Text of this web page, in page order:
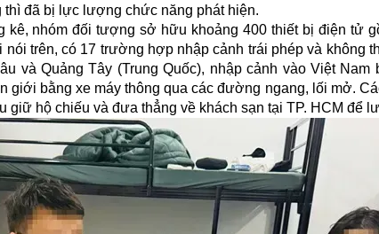
thì đã bị lực lượng chức năng phát hiện.
kê, nhóm đối tượng sở hữu khoảng 400 thiết bị điện tử
nói trên, có 17 trường hợp nhập cảnh trái phép và không
và Quảng Tây (Trung Quốc), nhập cảnh vào Việt
giới bằng xe máy thông qua các đường ngang, lối mở.
giữ hộ chiếu và đưa thẳng về khách sạn tại TP. HCM để